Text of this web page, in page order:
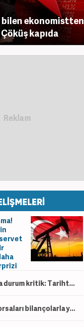
ekonomistten
kapıda
servet
Avrupa'da durum kritik: Tarihte böylesi görülmedi
Avrupa borsaları bilançolarla yükseldi! İngiltere negatif ayrıştı